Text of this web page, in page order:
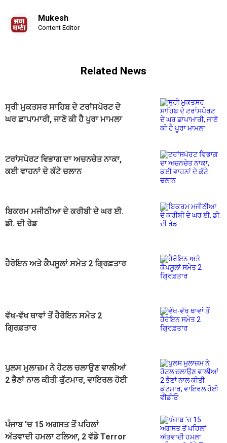
Mukesh
Content Editor
Related News
ਸ੍ਰੀ ਮੁਕਤਸਰ ਸਾਹਿਬ ਦੇ ਟਰਾਂਸਪੋਰਟ ਦੇ
ਘਰ ਛਾਪਾਮਾਰੀ, ਜਾਣੋ ਕੀ ਹੈ ਪੂਰਾ ਮਾਮਲਾ
ਟਰਾਂਸਪੋਰਟ ਵਿਭਾਗ ਦਾ ਅਚਨਚੇਤ ਨਾਕਾ,
ਕਈ ਵਾਹਨਾਂ ਦੇ ਕੱਟੇ ਚਲਾਨ
ਬਿਕਰਮ ਮਜੀਠੀਆ ਦੇ ਕਰੀਬੀ ਦੇ ਘਰ ਈ.
ਡੀ. ਦੀ ਰੇਡ
ਹੈਰੋਇਨ ਅਤੇ ਕੈਪਸੂਲਾਂ ਸਮੇਤ 2 ਗ੍ਰਿਫ਼ਤਾਰ
ਵੱਖ-ਵੱਖ ਥਾਵਾਂ ਤੋਂ ਹੈਰੋਇਨ ਸਮੇਤ 2
ਗ੍ਰਿਫ਼ਤਾਰ
ਪੁਲਸ ਮੁਲਾਜ਼ਮ ਨੇ ਹੋਟਲ ਚਲਾਉਣ ਵਾਲੀਆਂ
2 ਭੈਣਾਂ ਨਾਲ ਕੀਤੀ ਕੁੱਟਮਾਰ, ਵਾਇਰਲ ਹੋਈ
ਪੰਜਾਬ 'ਚ 15 ਅਗਸਤ ਤੋਂ ਪਹਿਲਾਂ
ਅੱਤਵਾਦੀ ਹਮਲਾ ਟਲਿਆ, 2 ਵੱਡੇ Terror